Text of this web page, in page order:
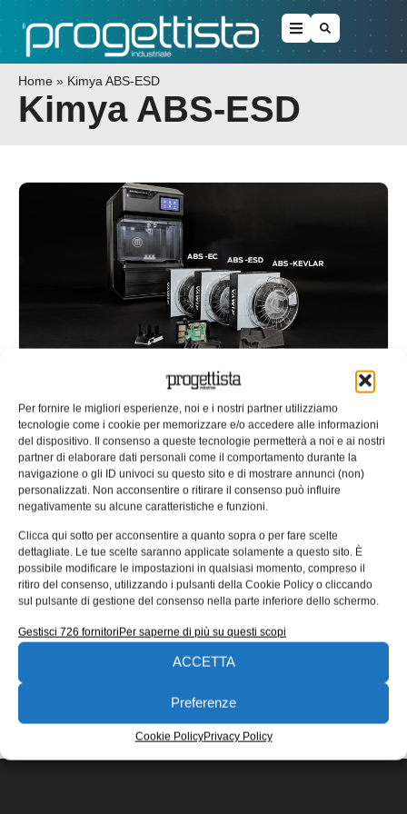
Per fornire le migliori esperienze, noi e i nostri partner utilizziamo
tecnologie come i cookie per memorizzare e/o accedere alle informazioni
del dispositivo. Il consenso a queste tecnologie permetterà a noi e ai nostri
partner di elaborare dati personali come il comportamento durante la
navigazione o gli ID univoci su questo sito e di mostrare annunci (non)
personalizzati. Non acconsentire o ritirare il consenso può influire
negativamente su alcune caratteristiche e funzioni.
Clicca qui sotto per acconsentire a quanto sopra o per fare scelte
dettagliate. Le tue scelte saranno applicate solamente a questo sito. È
possibile modificare le impostazioni in qualsiasi momento, compreso il
ritiro del consenso, utilizzando i pulsanti della Cookie Policy o cliccando
sul pulsante di gestione del consenso nella parte inferiore dello schermo.
Gestisci 726 fornitoriPer saperne di più su questi scopi
ACCETTA
Preferenze
Cookie PolicyPrivacy Policy
Home » Kimya ABS-ESD
Kimya ABS-ESD
Nuovi compositi ABS di Kimya per
le stampanti 3D Method
Tre nuovi materiali compositi ABS di Kimya per stampanti
3D Method. Disponibili tramite MakerBot LABS, hanno
proprietà avanzate ideali per
Riccardo Fioretto 08/01/2021
EDICOLA WEB